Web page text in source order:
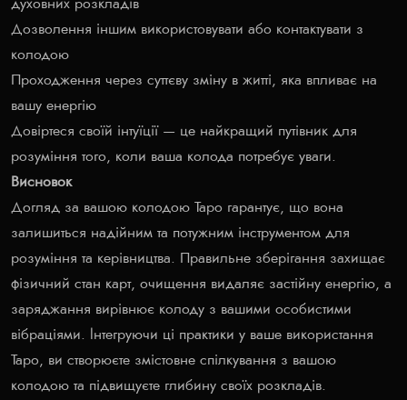
духовних розкладів
Дозволення іншим використовувати або контактувати з
колодою
Проходження через суттєву зміну в житті, яка впливає на
вашу енергію
Довіртеся своїй інтуїції — це найкращий путівник для
розуміння того, коли ваша колода потребує уваги.
Висновок
Догляд за вашою колодою Таро гарантує, що вона
залишиться надійним та потужним інструментом для
розуміння та керівництва. Правильне зберігання захищає
фізичний стан карт, очищення видаляє застійну енергію, а
заряджання вирівнює колоду з вашими особистими
вібраціями. Інтегруючи ці практики у ваше використання
Таро, ви створюєте змістовне спілкування з вашою
колодою та підвищуєте глибину своїх розкладів.